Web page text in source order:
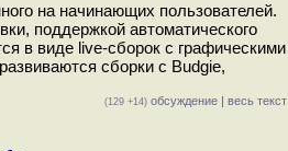
на начинающих пользователей.
поддержкой автоматического
в виде live-сборок с графическими
сборки с Budgie,
(129 +14) обсуждение | весь текст